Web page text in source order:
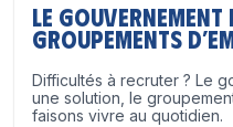
Le
groupements
Difficultés à recruter ? Le
une solution, le
faisons vivre au quotidien.